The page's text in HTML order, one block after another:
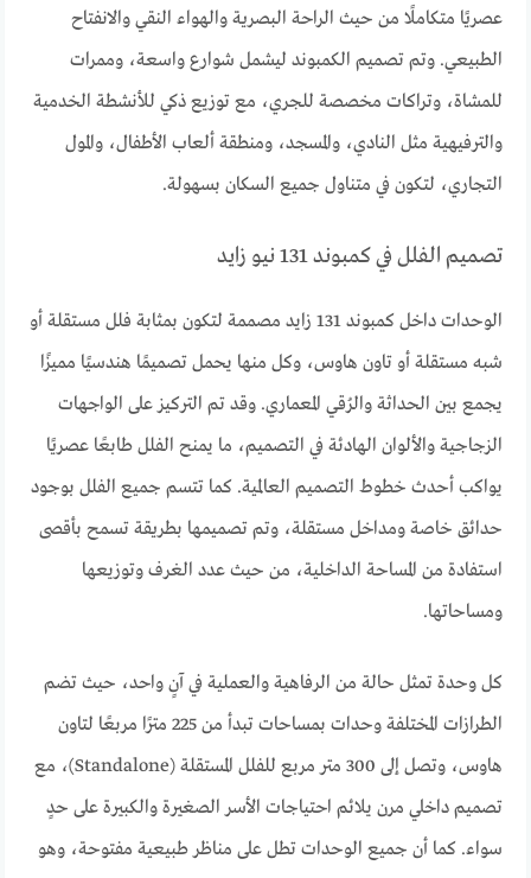
عصريًا متكاملًا من حيث الراحة البصرية والهواء النقي والانفتاح
الطبيعي. وتم تصميم الكمبوند ليشمل شوارع واسعة، وممرات
للمشاة، وتراكات مخصصة للجري، مع توزيع ذكي للأنشطة الخدمية
والترفيهية مثل النادي، والمسجد، ومنطقة ألعاب الأطفال، والمول
التجاري، لتكون في متناول جميع السكان بسهولة.
تصميم الفلل في كمبوند 131 نيو زايد
الوحدات داخل كمبوند 131 زايد مصممة لتكون بمثابة فلل مستقلة أو
شبه مستقلة أو تاون هاوس، وكل منها يحمل تصميمًا هندسيًا مميزًا
يجمع بين الحداثة والرُقي المعماري. وقد تم التركيز على الواجهات
الزجاجية والألوان الهادئة في التصميم، ما يمنح الفلل طابعًا عصريًا
يواكب أحدث خطوط التصميم العالمية. كما تتسم جميع الفلل بوجود
حدائق خاصة ومداخل مستقلة، وتم تصميمها بطريقة تسمح بأقصى
استفادة من المساحة الداخلية، من حيث عدد الغرف وتوزيعها
ومساحاتها.
كل وحدة تمثل حالة من الرفاهية والعملية في آنٍ واحد، حيث تضم
الطرازات المختلفة وحدات بمساحات تبدأ من 225 مترًا مربعًا لتاون
هاوس، وتصل إلى 300 متر مربع للفلل المستقلة (Standalone)، مع
تصميم داخلي مرن يلائم احتياجات الأسر الصغيرة والكبيرة على حدٍ
سواء. كما أن جميع الوحدات تطل على مناظر طبيعية مفتوحة، وهو